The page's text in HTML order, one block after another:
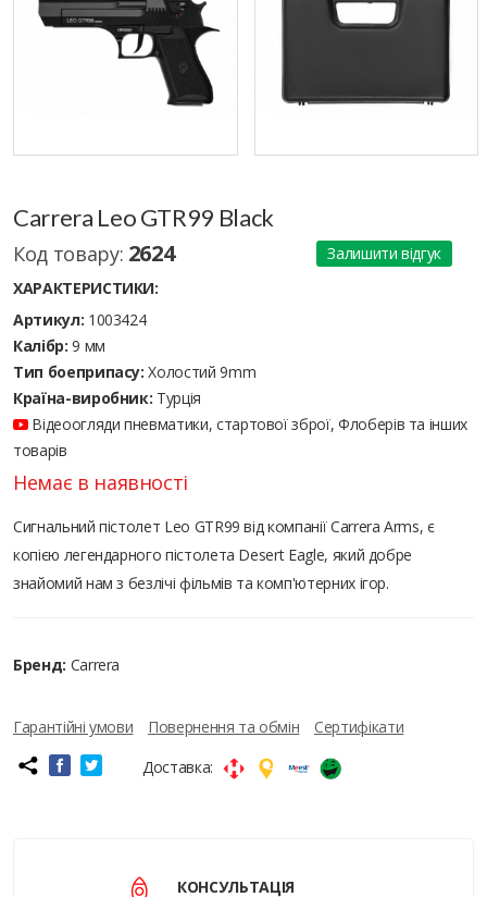
Carrera Leo GTR99 Black
Код товару: 2624
Залишити відгук
ХАРАКТЕРИСТИКИ:
Артикул: 1003424
Калібр: 9 мм
Тип боеприпасу: Холостий 9mm
Країна-виробник: Турція
Відеоогляди пневматики, стартової зброї, Флоберів та інших
товарів
Немає в наявності
Сигнальний пістолет Leo GTR99 від компанії Carrera Arms, є
копією легендарного пістолета Desert Eagle, який добре
знайомий нам з безлічі фільмів та комп'ютерних ігор.
Бренд: Carrera
Гарантійні умови Повернення та обмін
Сертифікати
Доставка:
КОНСУЛЬТАЦІЯ